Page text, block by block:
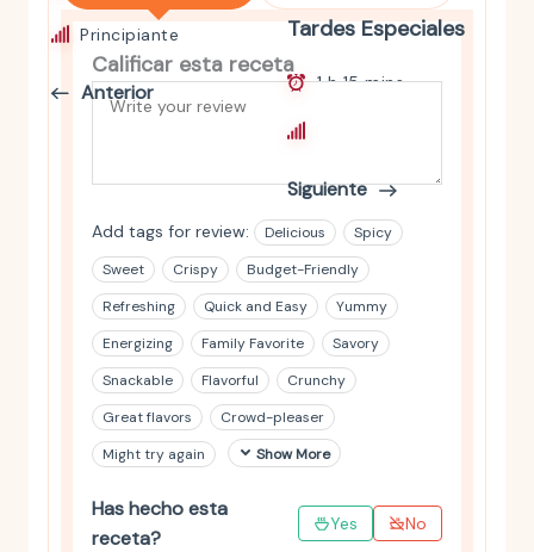
Principiante
Anterior
Tardes Especiales
1 h 15 mins
Siguiente
Calificar esta receta
Add tags for review: Delicious
Spicy
Sweet
Crispy
Budget-Friendly
Refreshing
Quick and Easy
Yummy
Energizing
Family Favorite
Savory
Snackable
Flavorful
Crunchy
Great flavors
Crowd-pleaser
Might try again
Show More
Has hecho esta
receta?
Yes No